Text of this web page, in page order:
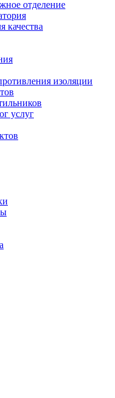
отделение
качества
изоляции
услуг